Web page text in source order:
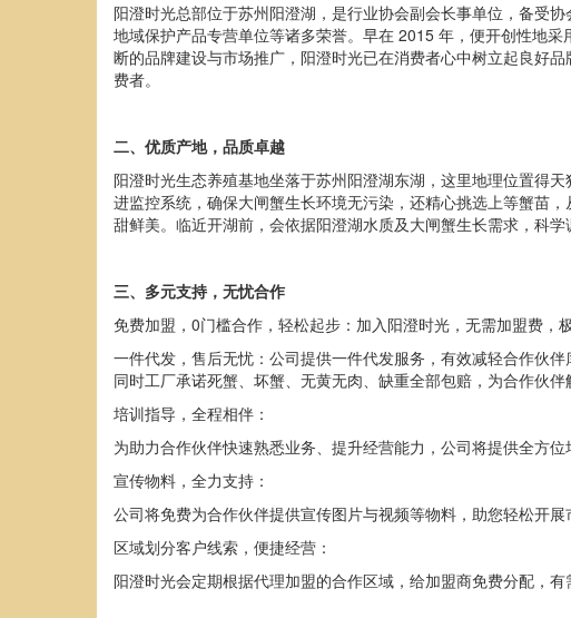
阳澄时光总部位于苏州阳澄湖，是行业协会副会长事单位，备受
地域保护产品专营单位等诸多荣誉。早在 2015 年，便开创性地采
断的品牌建设与市场推广，阳澄时光已在消费者心中树立起良好
费者。
二、优质产地，品质卓越
阳澄时光生态养殖基地坐落于苏州阳澄湖东湖，这里地理位置得
进监控系统，确保大闸蟹生长环境无污染，还精心挑选上等蟹苗
甜鲜美。临近开湖前，会依据阳澄湖水质及大闸蟹生长需求，科学
三、多元支持，无忧合作
免费加盟 ， 0门槛合作， 轻松起步：加入阳澄时光，无需加盟费，
一件代发，售后无忧：公司提供一件代发服务，有效减轻合作伙伴
同时工厂承诺死蟹、坏蟹、无黄无肉、缺重全部包赔，为合作伙伴
培训指导，全程相伴：
为助力合作伙伴快速熟悉业务、提升经营能力，公司将提供全方位
宣传物料，全力支持：
公司将免费为合作伙伴提供宣传图片与视频等物料，助您轻松开
区域划分客户线索 ，便捷经营：
阳澄时光会定期根据代理加盟的合作区域，给加盟商免费分配，有